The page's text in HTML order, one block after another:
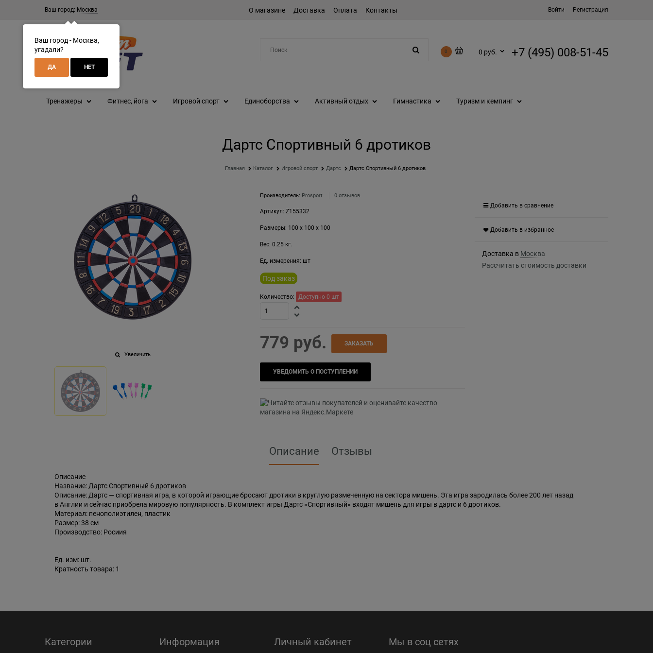
Ваш город: Москва О магазине Доставка Оплата Контакты Войти Регистрация
0 0 руб. +7 (495) 008-51-45
Тренажеры Фитнес, йога Игровой спорт Единоборства Активный отдых Гимнастика Туризм и кемпинг
Дартс Спортивный 6 дротиков
Главная Каталог Игровой спорт Дартс Дартс Спортивный 6 дротиков
Увеличить
Производитель: Prosport 0 отзывов
Артикул: Z155332
Размеры: 100 x 100 x 100
Вес: 0.25кг.
Ед. измерения: шт
Под заказ
Количество: Доступно 0 шт
779 руб. ЗАКАЗАТЬ
УВЕДОМИТЬ О ПОСТУПЛЕНИИ
Добавить в сравнение
Добавить в избранное
Доставка в Москва
Рассчитать стоимость доставки
Описание Отзывы
Описание
Название: Дартс Спортивный 6 дротиков
Описание: Дартс — спортивная игра, в которой играющие бросают дротики в круглую размеченную на сектора мишень. Эта игра зародилась более 200 лет назад
в Англии и сейчас приобрела мировую популярность. В комплект игры Дартс «Спортивный» входят мишень для игры в дартс и 6 дротиков.
Материал: пенополиэтилен, пластик
Размер: 38 см
Производство: Росиия
Ед. изм: шт.
Кратность товара: 1
Категории Информация Личный кабинет Мы в соц сетях
Ваш город - Москва,
угадали?
ДА НЕТ